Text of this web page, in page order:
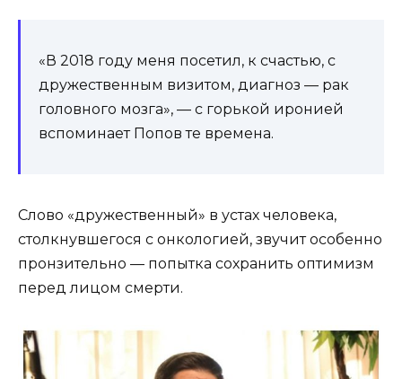
«В 2018 году меня посетил, к счастью, с
дружественным визитом, диагноз — рак
головного мозга», — с горькой иронией
вспоминает Попов те времена.
Слово «дружественный» в устах человека,
столкнувшегося с онкологией, звучит особенно
пронзительно — попытка сохранить оптимизм
перед лицом смерти.